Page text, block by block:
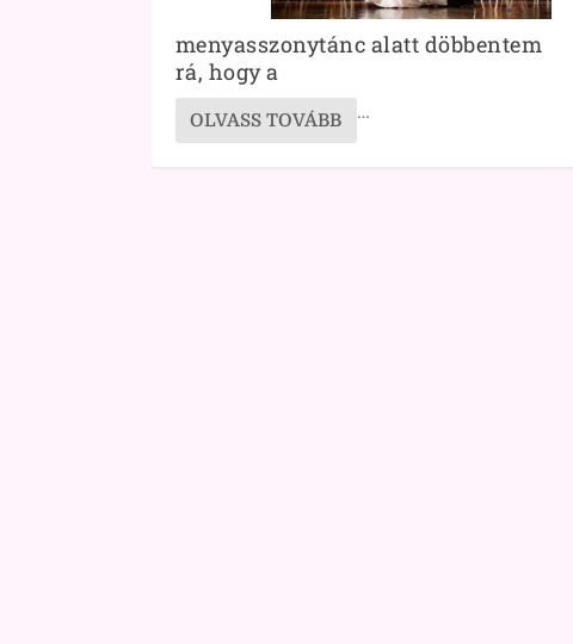
menyasszonytánc alatt döbbentem
rá, hogy a
…
OLVASS TOVÁBB